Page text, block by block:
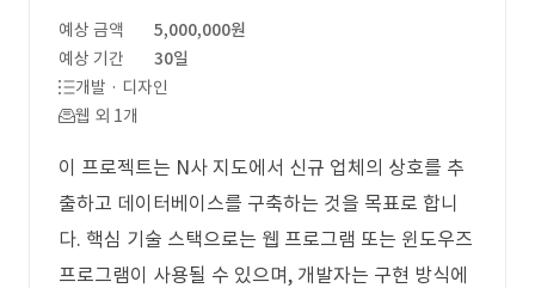
예상 금액
5,000,000원
예상 기간
30일
개발 · 디자인
웹 외 1개
이 프로젝트는 N사 지도에서 신규 업체의 상호를 추
출하고 데이터베이스를 구축하는 것을 목표로 합니
다. 핵심 기술 스택으로는 웹 프로그램 또는 윈도우즈
프로그램이 사용될 수 있으며, 개발자는 구현 방식에